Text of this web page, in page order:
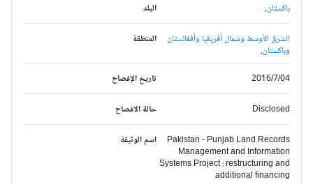
البلد باكستان,
المنطقة
الشرق الأوسط وشمال أفريقيا وأفغانستان
وباكستان,
تاريخ الإفصاح
2016/7/04
حالة الافصاح Disclosed
اسم الوثيقة
Pakistan - Punjab Land Records
Management and Information
Systems Project : restructuring and
additional financing